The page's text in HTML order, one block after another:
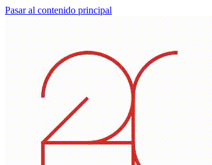
Pasar al contenido principal